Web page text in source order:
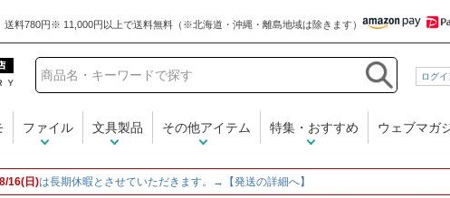
和気文具
ログイ
ファイル 文具製品 その他アイテム 特集・おすすめ ウェブマガ
16(日)は長期休暇とさせていただきます。→【発送の詳細へ】